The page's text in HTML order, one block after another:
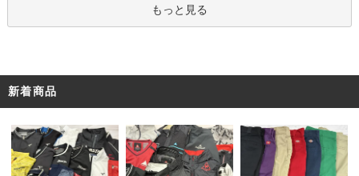
もっと見る
新着商品